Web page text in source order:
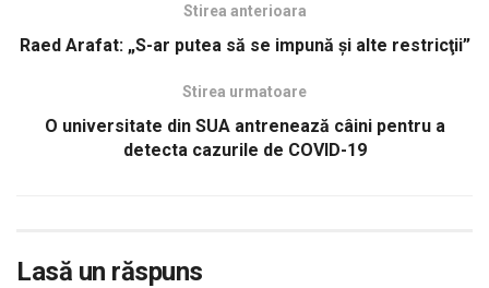
Stirea anterioara
Raed Arafat: „S-ar putea să se impună şi alte restricţii”
Stirea urmatoare
O universitate din SUA antrenează câini pentru a
detecta cazurile de COVID-19
Lasă un răspuns